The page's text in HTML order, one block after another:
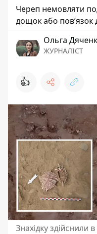
Череп немовляти
дощок або пов’язок
Ольга
ЖУРНАЛІСТ
👍
Знахідку здійснили